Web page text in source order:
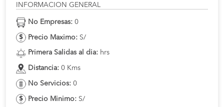
INFORMACION GENERAL
No Empresas: 0
Precio Maximo: S/
Primera Salidas al dia: hrs
Distancia: 0 Kms
No Servicios: 0
Precio Minimo: S/